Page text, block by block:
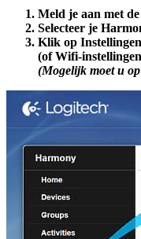
Meld je aan met de
Selecteer je
Klik op Instellingen
(of Wifi-
(Mogelijk moet u op